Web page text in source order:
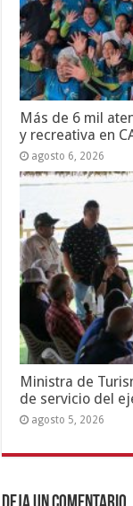
Más de 6 mil
y recreativa en
agosto 6, 2026
Ministra de
de servicio del
agosto 5, 2026